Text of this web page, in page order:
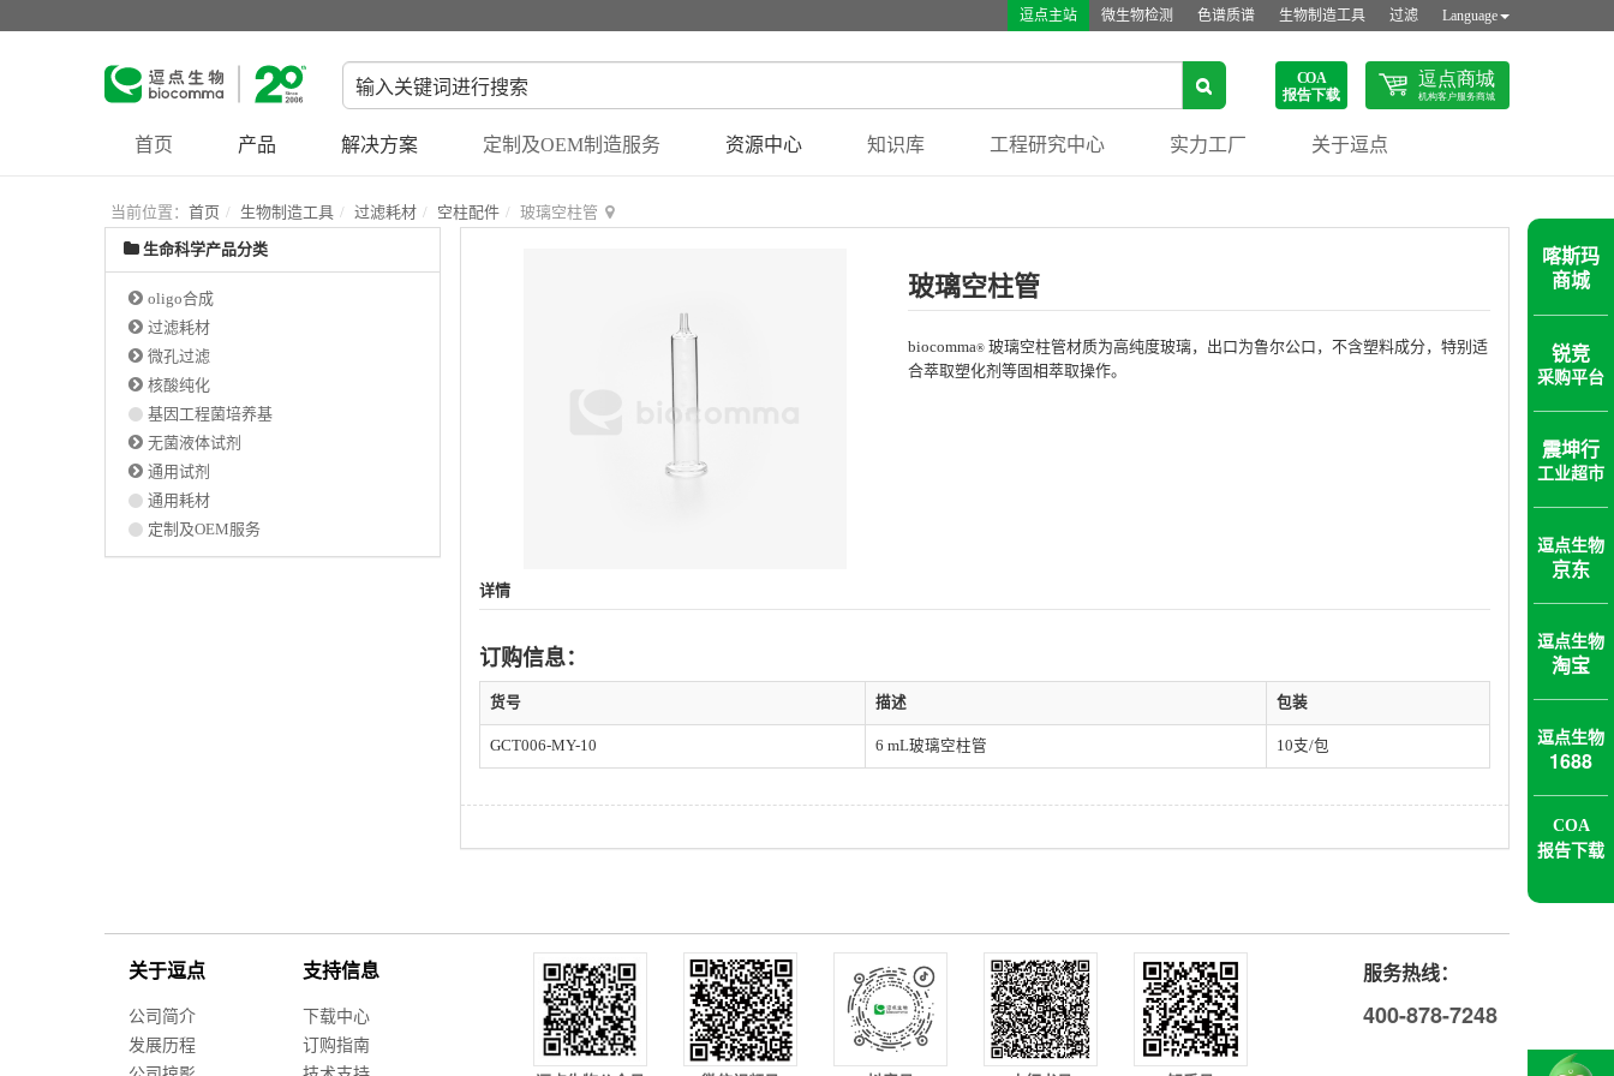
逗点主站 微生物检测 色谱质谱 生物制造工具 过滤 Language
首页 产品 解决方案 定制及OEM制造服务 资源中心 知识库 工程研究中心 实力工厂 关于逗点
当前位置： 首页 生物制造工具 过滤耗材 空柱配件 玻璃空柱管
玻璃空柱管
biocomma®玻璃空柱管材质为高纯度玻璃，出口为鲁尔公口，不含塑料成分，特别适
合萃取塑化剂等固相萃取操作。
详情
订购信息：
货号 描述 包装
GCT006-MY-10 6 mL玻璃空柱管 10支/包
生命科学产品分类
oligo合成
过滤耗材
微孔过滤
核酸纯化
基因工程菌培养基
无菌液体试剂
通用试剂
通用耗材
定制及OEM服务
喀斯玛
商城
锐竞
采购平台
震坤行
工业超市
逗点生物
京东
逗点生物
淘宝
逗点生物
1688
COA
报告下载
关于逗点
公司简介
发展历程
支持信息
下载中心
订购指南
服务热线：
400-878-7248